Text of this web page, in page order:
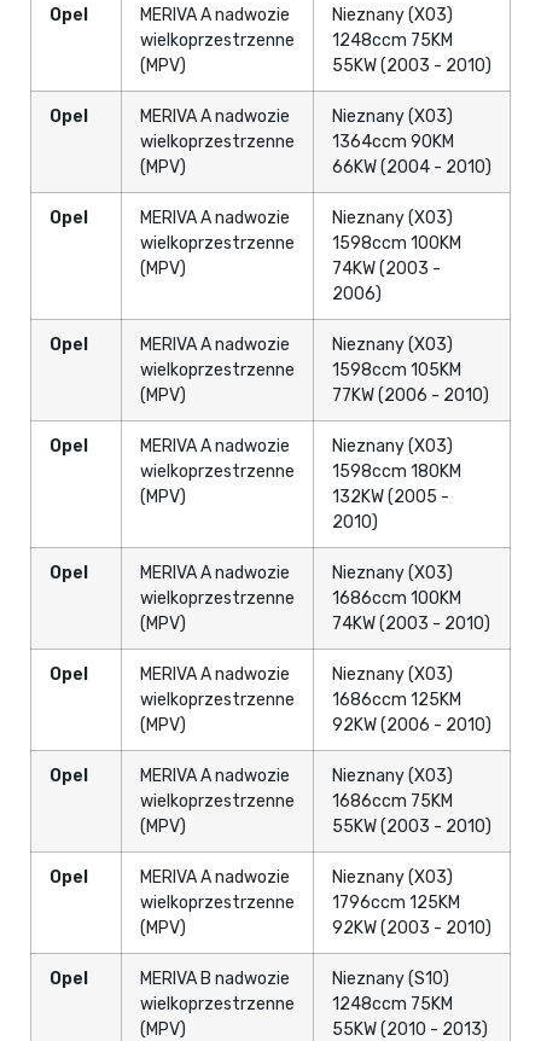
Opel
MERIVA A nadwozie
wielkoprzestrzenne
(MPV)
Nieznany (X03)
1248ccm 75KM
55KW (2003 - 2010)
Opel
MERIVA A nadwozie
wielkoprzestrzenne
(MPV)
Nieznany (X03)
1364ccm 90KM
66KW (2004 - 2010)
Opel
MERIVA A nadwozie
wielkoprzestrzenne
(MPV)
Nieznany (X03)
1598ccm 100KM
74KW (2003 -
2006)
Opel
MERIVA A nadwozie
wielkoprzestrzenne
(MPV)
Nieznany (X03)
1598ccm 105KM
77KW (2006 - 2010)
Opel
MERIVA A nadwozie
wielkoprzestrzenne
(MPV)
Nieznany (X03)
1598ccm 180KM
132KW (2005 -
2010)
Opel
MERIVA A nadwozie
wielkoprzestrzenne
(MPV)
Nieznany (X03)
1686ccm 100KM
74KW (2003 - 2010)
Opel
MERIVA A nadwozie
wielkoprzestrzenne
(MPV)
Nieznany (X03)
1686ccm 125KM
92KW (2006 - 2010)
Opel
MERIVA A nadwozie
wielkoprzestrzenne
(MPV)
Nieznany (X03)
1686ccm 75KM
55KW (2003 - 2010)
Opel
MERIVA A nadwozie
wielkoprzestrzenne
(MPV)
Nieznany (X03)
1796ccm 125KM
92KW (2003 - 2010)
Opel
MERIVA B nadwozie
wielkoprzestrzenne
(MPV)
Nieznany (S10)
1248ccm 75KM
55KW (2010 - 2013)